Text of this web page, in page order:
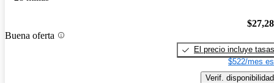
Buena oferta
El precio incluye tasas
$522/mes
Verif. disponibilidad